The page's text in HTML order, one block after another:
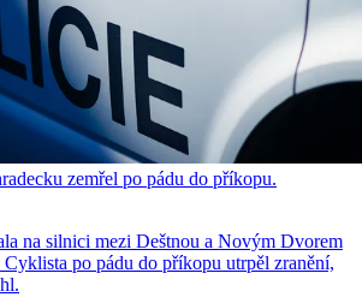
zemřel po pádu do příkopu.
na silnici mezi Deštnou a Novým Dvorem
po pádu do příkopu utrpěl zranění,